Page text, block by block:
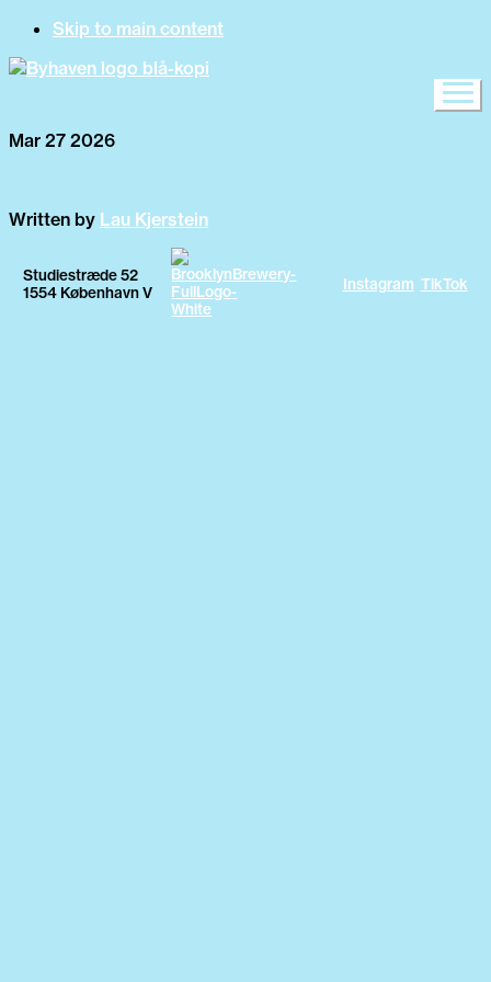
Skip to main content
Mar 27 2026
Written by Lau Kjerstein
Studiestræde 52
1554 København V
Instagram TikTok